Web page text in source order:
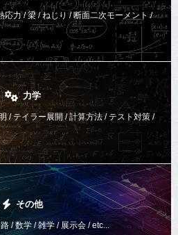
応力 / 梁 / ねじり /断面二次モーメント /
力学
/ テイラー展開 / 計算方法 /テスト対策 /
その他
/ 数学 / 雑学 / 展示会 / etc...